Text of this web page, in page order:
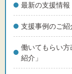
最新の支援情報
支援事例のご紹
働いてもらい
紹介」